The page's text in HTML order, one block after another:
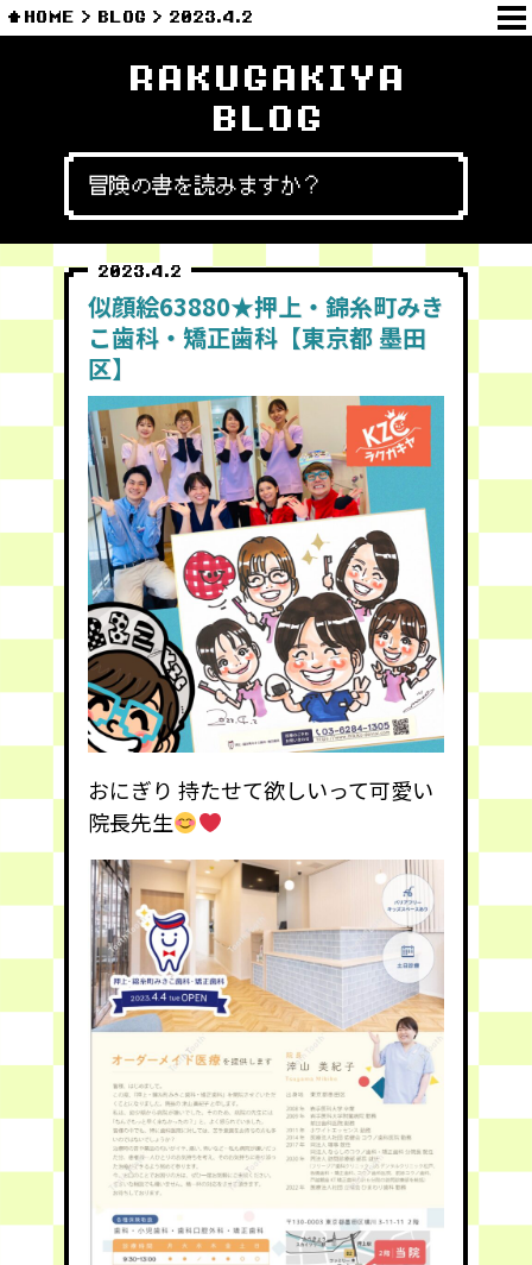
HOME BLOG 2023.4.2
RAKUGAKIYA
BLOG
冒険の書を読みますか？
2023.4.2
似顔絵63880★押上・錦糸町みき
こ歯科・矯正歯科【東京都 墨田
区】
おにぎり 持たせて欲しいって可愛い
院長先生